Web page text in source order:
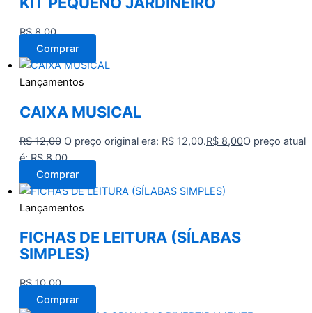
R$8,00
Comprar
Lançamentos
CAIXA MUSICAL
R$12,00 O preço original era: R$ 12,00.R$ 8,00O preço atual
é: R$ 8,00.
Comprar
Lançamentos
FICHAS DE LEITURA (SÍLABAS
SIMPLES)
R$10,00
Comprar